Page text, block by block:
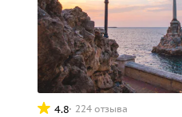
4.8 224 отзыва